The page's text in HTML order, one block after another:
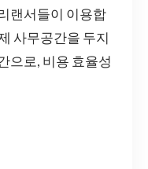
랜서들이 이용합
사무공간을 두지
으로, 비용 효율성